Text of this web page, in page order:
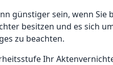
günstiger sein, wenn Sie
besitzen und es sich
zu beachten.
Ihr